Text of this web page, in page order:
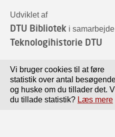
Udviklet af
DTU Bibliotek i
Teknologihistorie DTU
Vi bruger cookies til at føre
statistik over antal
og huske om du tillader det.
du tillade statistik? Læs mere